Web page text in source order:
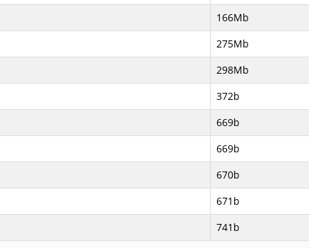
166Mb
275Mb
298Mb
372b
669b
669b
670b
671b
741b